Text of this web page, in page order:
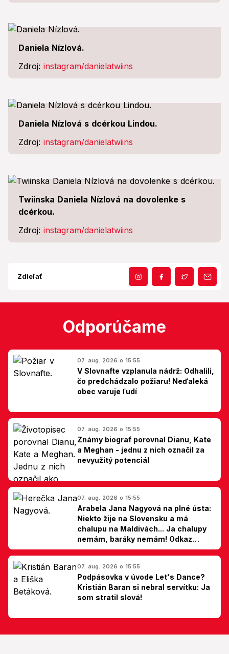
Daniela Nízlová.
Zdroj: instagram/danielatwiins
Daniela Nízlová s dcérkou Lindou.
Zdroj: instagram/danielatwiins
Twiinska Daniela Nízlová na dovolenke s
dcérkou.
Zdroj: instagram/danielatwiins
Zdieľať
Odporúčame
07. aug. 2026 o 15:55
V Slovnafte vzplanula nádrž: Odhalili,
čo predchádzalo požiaru! Neďaleká
obec varuje ľudí
07. aug. 2026 o 15:55
Známy biograf porovnal Dianu, Kate
a Meghan - jednu z nich označil za
nevyužitý potenciál
07. aug. 2026 o 15:55
Arabela Jana Nagyová na plné ústa:
Niekto žije na Slovensku a má
chalupu na Maldivách... Ja chalupy
nemám, baráky nemám! Odkaz
Slovákom
07. aug. 2026 o 15:55
Podpásovka v úvode Let's Dance?
Kristián Baran si nebral servítku: Ja
som stratil slová!